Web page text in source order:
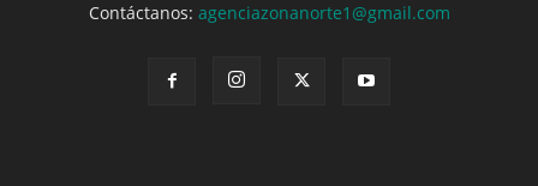
Contáctanos: agenciazonanorte1@gmail.com